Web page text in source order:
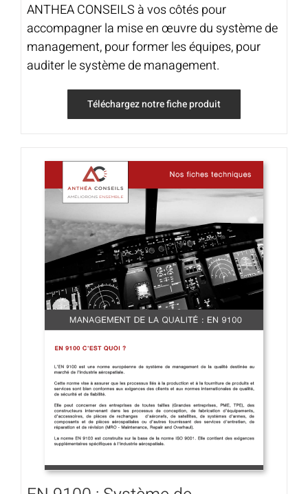
ANTHEA CONSEILS à vos côtés pour
accompagner la mise en œuvre du système de
management, pour former les équipes, pour
auditer le système de management.
Téléchargez notre fiche produit